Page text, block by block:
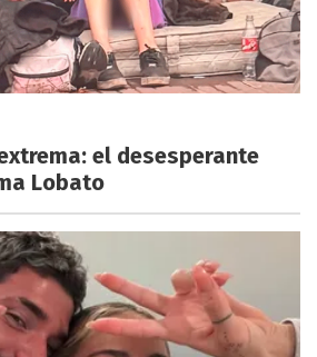
el desesperante
Lobato